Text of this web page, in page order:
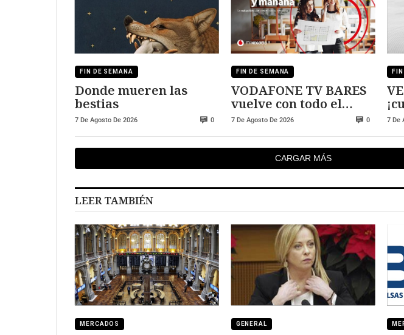
FIN DE SEMANA
Donde mueren las
bestias
7 De Agosto De 2026 0
FIN DE SEMANA
VODAFONE TV BARES
vuelve con todo el
futbol
7 De Agosto De 2026 0 7 De
CARGAR MÁS
LEER TAMBIÉN
MERCADOS GENERAL